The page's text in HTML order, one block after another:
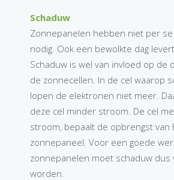
Schaduw
Zonnepanelen hebben niet per
nodig. Ook een bewolkte dag
Schaduw is wel van invloed op de
de zonnecellen. In de cel waarop
lopen de elektronen niet meer.
deze cel minder stroom. De cel
stroom, bepaalt de opbrengst van
zonnepaneel. Voor een goede
zonnepanelen moet schaduw dus
worden.